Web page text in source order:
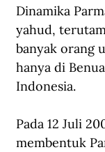
Dinamika
yahud,
banyak orang
hanya di
Indonesia.
Pada 12 Juli
membentuk